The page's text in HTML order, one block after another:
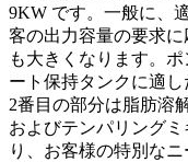
9KW です。一般に、
客の出力容量の要求
も大きくなります。
ート保持タンクに適し
2番目の部分は脂肪溶
およびテンパリングミ
り、お客様の特別な